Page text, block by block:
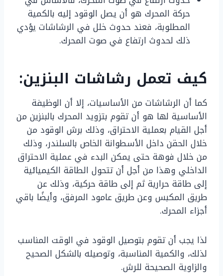
حركة المحرك هو أن يصل الوقود إليه بالكمية
المطلوبة، فعند حدوث خلل في الرشاشات يؤدي
ذلك لحدوث ارتفاع في صوت المحرك.
كيف تعمل رشاشات البنزين:
كما أن الرشاشات من الأساسيات، إلا أن الوظيفة
الأساسية لها هو أن تقوم بتزويد المحرك بالبنزين من
أجل القيام بعملية الاحتراق، وذلك برش الوقود من
خلال الحقن داخل الأسطوانة الخاص بالسلندر، وذلك
من خلال فوهة حتى يمكن البدء في عملية الاحتراق
الداخلي وهذا من أجل أن تتحول الطاقة الكيميائية
إلى طاقة حرارية ثم إلى طاقة حركية، وذلك عن
طريق المكبس وعن طريق عامود المرفق، وأيضًا باقي
أجزاء المحرك.
لذا يجب أن تقوم بتوصيل الوقود في الوقت المناسب
لذلك، والكمية المناسبة، وتوصيله بالشكل الصحيح
والزاوية الصحيحة للرش.